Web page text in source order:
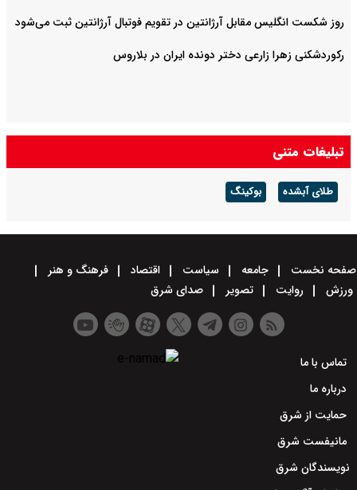
روز شکست انگلیس مقابل آرژانتین در تقویم فوتبال آرژانتین ثبت می‌شود
رکوردشکنی زهرا زارعی دختر دونده ایران در بلاروس
تبلیغات متنی
طلای آبشده بوکینگ
صفحه نخست جامعه سیاست اقتصاد
فرهنگ و هنر
ورزش
روایت تصویر صدای شرق
تماس با ما
درباره ما
حمایت از شرق
مانیفست شرق
نویسندگان شرق